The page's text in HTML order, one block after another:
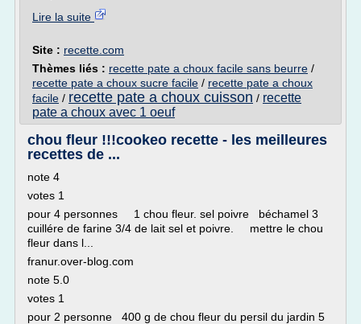
Lire la suite
Site : recette.com
Thèmes liés : recette pate a choux facile sans beurre /
recette pate a choux sucre facile / recette pate a choux
facile / recette pate a choux cuisson / recette
pate a choux avec 1 oeuf
chou fleur !!!cookeo recette - les meilleures
recettes de ...
note 4
votes 1
pour 4 personnes 1 chou fleur. sel poivre béchamel 3
cuillére de farine 3/4 de lait sel et poivre. mettre le chou
fleur dans l...
franur.over-blog.com
note 5.0
votes 1
pour 2 personne 400 g de chou fleur du persil du jardin 5